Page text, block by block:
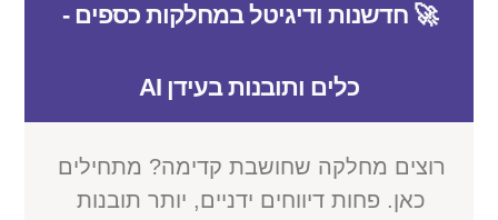
🚀 חדשנות ודיגיטל במחלקות כספים -
כלים ותובנות בעידן AI
רוצים מחלקה שחושבת קדימה? מתחילים
כאן. פחות דיווחים ידניים, יותר תובנות